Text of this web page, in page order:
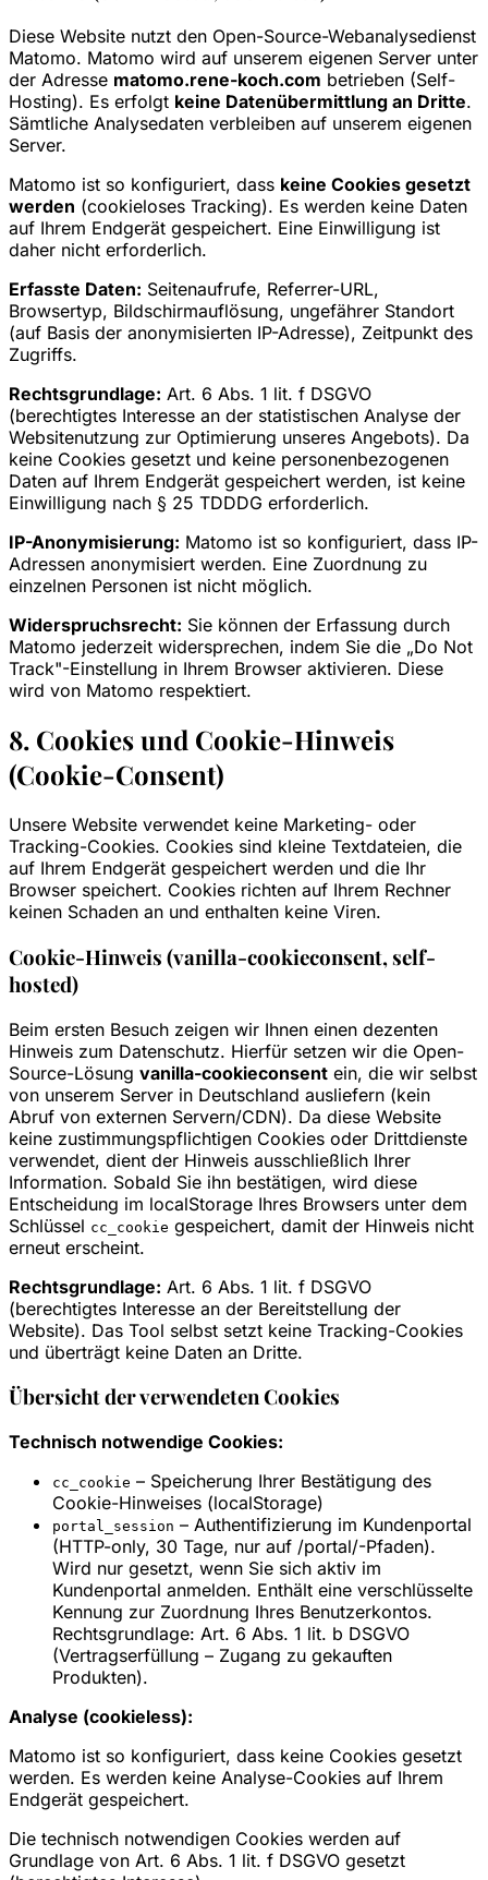
Diese Website nutzt den Open-Source-Webanalysedienst
Matomo. Matomo wird auf unserem eigenen Server unter
der Adresse matomo.rene-koch.com betrieben (Self-
Hosting). Es erfolgt keine Datenübermittlung an Dritte.
Sämtliche Analysedaten verbleiben auf unserem eigenen
Server.
Matomo ist so konfiguriert, dass keine Cookies gesetzt
werden (cookieloses Tracking). Es werden keine Daten
auf Ihrem Endgerät gespeichert. Eine Einwilligung ist
daher nicht erforderlich.
Erfasste Daten: Seitenaufrufe, Referrer-URL,
Browsertyp, Bildschirmauflösung, ungefährer Standort
(auf Basis der anonymisierten IP-Adresse), Zeitpunkt des
Zugriffs.
Rechtsgrundlage: Art. 6 Abs. 1 lit. f DSGVO
(berechtigtes Interesse an der statistischen Analyse der
Websitenutzung zur Optimierung unseres Angebots). Da
keine Cookies gesetzt und keine personenbezogenen
Daten auf Ihrem Endgerät gespeichert werden, ist keine
Einwilligung nach § 25 TDDDG erforderlich.
IP-Anonymisierung: Matomo ist so konfiguriert, dass IP-
Adressen anonymisiert werden. Eine Zuordnung zu
einzelnen Personen ist nicht möglich.
Widerspruchsrecht: Sie können der Erfassung durch
Matomo jederzeit widersprechen, indem Sie die „Do Not
Track"-Einstellung in Ihrem Browser aktivieren. Diese
wird von Matomo respektiert.
8. Cookies und Cookie-Hinweis
(Cookie-Consent)
Unsere Website verwendet keine Marketing- oder
Tracking-Cookies. Cookies sind kleine Textdateien, die
auf Ihrem Endgerät gespeichert werden und die Ihr
Browser speichert. Cookies richten auf Ihrem Rechner
keinen Schaden an und enthalten keine Viren.
Cookie-Hinweis (vanilla-cookieconsent, self-
hosted)
Beim ersten Besuch zeigen wir Ihnen einen dezenten
Hinweis zum Datenschutz. Hierfür setzen wir die Open-
Source-Lösung vanilla-cookieconsent ein, die wir selbst
von unserem Server in Deutschland ausliefern (kein
Abruf von externen Servern/CDN). Da diese Website
keine zustimmungspflichtigen Cookies oder Drittdienste
verwendet, dient der Hinweis ausschließlich Ihrer
Information. Sobald Sie ihn bestätigen, wird diese
Entscheidung im localStorage Ihres Browsers unter dem
Schlüssel cc_cookie gespeichert, damit der Hinweis nicht
erneut erscheint.
Rechtsgrundlage: Art. 6 Abs. 1 lit. f DSGVO
(berechtigtes Interesse an der Bereitstellung der
Website). Das Tool selbst setzt keine Tracking-Cookies
und überträgt keine Daten an Dritte.
Übersicht der verwendeten Cookies
Technisch notwendige Cookies:
cc_cookie – Speicherung Ihrer Bestätigung des
Cookie-Hinweises (localStorage)
portal_session – Authentifizierung im Kundenportal
(HTTP-only, 30 Tage, nur auf /portal/-Pfaden).
Wird nur gesetzt, wenn Sie sich aktiv im
Kundenportal anmelden. Enthält eine verschlüsselte
Kennung zur Zuordnung Ihres Benutzerkontos.
Rechtsgrundlage: Art. 6 Abs. 1 lit. b DSGVO
(Vertragserfüllung – Zugang zu gekauften
Produkten).
Analyse (cookieless):
Matomo ist so konfiguriert, dass keine Cookies gesetzt
werden. Es werden keine Analyse-Cookies auf Ihrem
Endgerät gespeichert.
Die technisch notwendigen Cookies werden auf
Grundlage von Art. 6 Abs. 1 lit. f DSGVO gesetzt